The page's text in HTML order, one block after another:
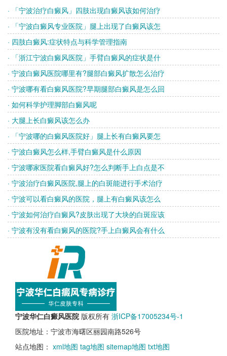
· 「宁波治疗白癜风」四肢出现白癜风该如何治疗
· 「宁波白癜风专业医院」腿上出现了白癜风该怎
· 四肢白癜风:症状特点与科学管理指南
· 「浙江宁波白癜风医院」手臂白癜风的症状是什
· 宁波白癜风医院哪里有?腿部白癜风扩散怎么治疗
· 宁波哪有看白癜风医院?早期腿部白癜风是怎么回
· 如何科学护理脚部白癜风呢
· 大腿上长白癜风该怎么办
· 「宁波哪的白癜风医院好」腿上长有白癜风要怎
· 宁波白癜风怎么样,手臂白癜风是什么原因
· 宁波哪家医院看白癜风好?怎么判断手上白点是不
· 宁波治疗白癜风医院,腿上的白斑能进行手术治疗
· 宁波可以看白癜风的医院，腿上有白癜风该怎么
· 宁波如何治疗白癜风?皮肤出现了大块的白斑应该
· 宁波有没有看白癜风的医院?手上白癜风会有什么
宁波华仁白癜风医院 版权所有 浙ICP备17005234号-1
医院地址：宁波市海曙区丽园南路526号
站点地图： xml地图 tag地图 sitemap地图 txt地图